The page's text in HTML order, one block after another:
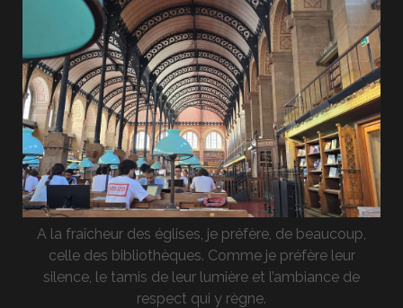
A la fraîcheur des églises, je préfère, de beaucoup,
celle des bibliothèques. Comme je préfère leur
silence, le tamis de leur lumière et l’ambiance de
respect qui y règne.